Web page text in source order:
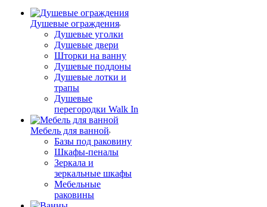
Душевые ограждения
Душевые уголки
Душевые двери
Шторки на ванну
Душевые поддоны
Душевые лотки и
трапы
Душевые
перегородки Walk In
Мебель для ванной
Базы под раковину
Шкафы-пеналы
Зеркала и
зеркальные шкафы
Мебельные
раковины